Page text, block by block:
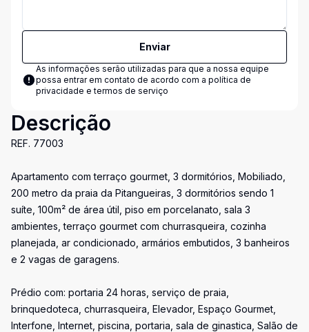
Enviar
As informações serão utilizadas para que a nossa equipe
possa entrar em contato de acordo com a política de
privacidade e termos de serviço
Descrição
REF. 77003
Apartamento com terraço gourmet, 3 dormitórios, Mobiliado,
200 metro da praia da Pitangueiras, 3 dormitórios sendo 1
suíte, 100m² de área útil, piso em porcelanato, sala 3
ambientes, terraço gourmet com churrasqueira, cozinha
planejada, ar condicionado, armários embutidos, 3 banheiros
e 2 vagas de garagens.
Prédio com: portaria 24 horas, serviço de praia,
brinquedoteca, churrasqueira, Elevador, Espaço Gourmet,
Interfone, Internet, piscina, portaria, sala de ginastica, Salão de